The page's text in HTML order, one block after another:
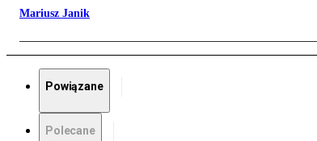
Mariusz Janik
Powiązane
Polecane